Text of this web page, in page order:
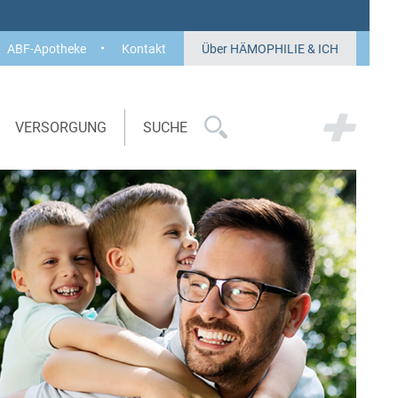
ABF-Apotheke Kontakt Über HÄMOPHILIE & ICH
VERSORGUNG SUCHE